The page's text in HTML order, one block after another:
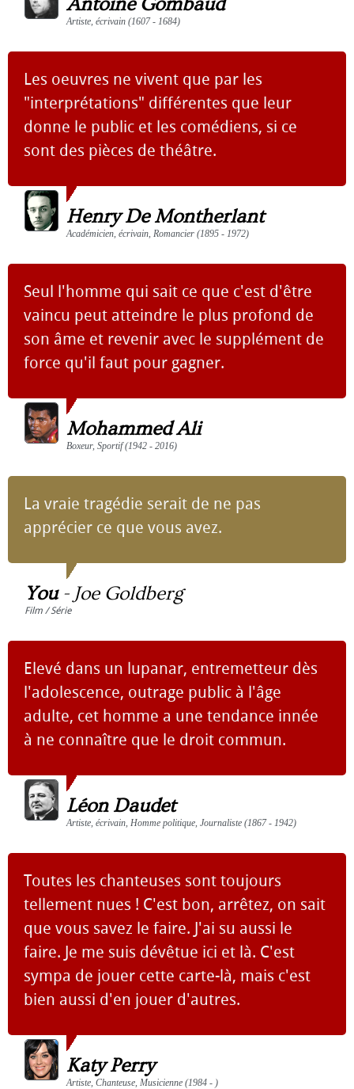
Artiste, écrivain (1607 - 1684)
Les oeuvres ne vivent que par les
"interprétations" différentes que leur
donne le public et les comédiens, si ce
sont des pièces de théâtre.
Henry De Montherlant
Académicien, écrivain, Romancier (1895 - 1972)
Seul l'homme qui sait ce que c'est d'être
vaincu peut at­teindre le plus pro­fond de
son âme et re­ve­nir avec le sup­plé­ment de
force qu'il faut pour ga­gner.
Mohammed Ali
Boxeur, Sportif (1942 - 2016)
La vraie tragédie serait de ne pas
apprécier ce que vous avez.
You- Joe Goldberg
Film / Série
Elevé dans un lupanar, entremetteur dès
l'adolescence, outrage public à l'âge
adulte, cet homme a une tendance innée
à ne connaître que le droit commun.
Léon Daudet
Artiste, écrivain, Homme politique, Journaliste (1867 - 1942)
Toutes les chanteuses sont toujours
tellement nues ! C'est bon, arrêtez, on sait
que vous savez le faire. J'ai su aussi le
faire. Je me suis dévêtue ici et là. C'est
sympa de jouer cette carte-là, mais c'est
bien aussi d'en jouer d'autres.
Katy Perry
Artiste, Chanteuse, Musicienne (1984 - )